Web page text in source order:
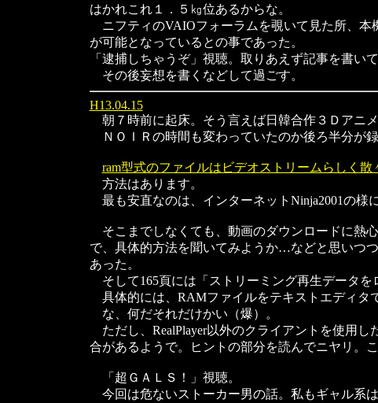
はかれこれ１．５㎏位あるからな。
ニフティのVAIOフォーラムを覗いて見た所、本
が可能となっているとの事であった。
「逮捕しちゃうぞ」視聴。取りあえず記事を書いて
その後妄想を書くなどして過ごす。
H13.04.15
朝７時前に起床。そう言えば日韓合作３Ｄアニ
ＮＯＩＲの時間も変わっていたのか後ろ半分が
ram型式のファイルはビデオストリームらしく
方法はあります。
最も安直なのは、インターネットNinja2001の様
そこまでしなくても、動画のダウンロードに熱
で、具体的方法を聞いてみようか…などと思いつ
あった。
そして165頁には「ストリーミング再生データを
具体的には、RAMファイルをテキストエディタ
な、何だそれだけかい（爆）。
ただし、RealPlayer以外のクライアントを使用
合があるようで。ヒントの部分を読んでニヤリ。
「超ＧＡＬＳ！」視聴。
今回は危ないストーカー男の話。私もギャル系